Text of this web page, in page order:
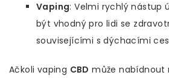
Vaping: Velmi rychlý nástup
být vhodný pro lidi se
souvisejícími s dýchacími
Ačkoli vaping CBD může nabídnout